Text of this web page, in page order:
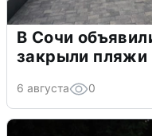
В Сочи
закрыли пляжи
6 августа 0